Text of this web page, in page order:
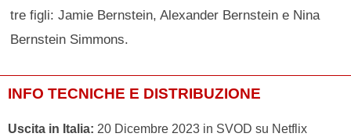
tre figli: Jamie Bernstein, Alexander Bernstein e Nina
Bernstein Simmons.
INFO TECNICHE E DISTRIBUZIONE
Uscita in Italia: 20 Dicembre 2023 in SVOD su Netflix